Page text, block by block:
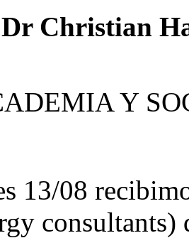
Dr Christian
Y
13/08
consultants)